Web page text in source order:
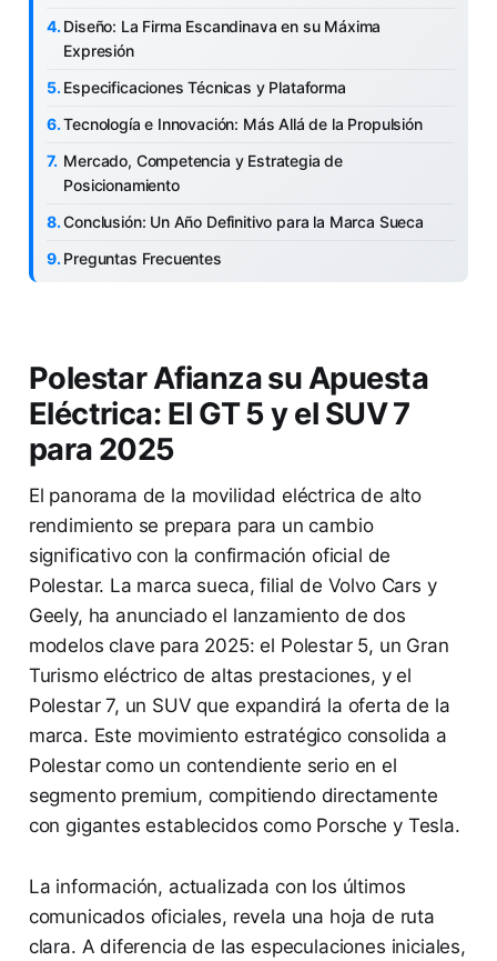
Diseño: La Firma Escandinava en su Máxima
Expresión
Especificaciones Técnicas y Plataforma
Tecnología e Innovación: Más Allá de la Propulsión
Mercado, Competencia y Estrategia de
Posicionamiento
Conclusión: Un Año Definitivo para la Marca Sueca
Preguntas Frecuentes
Polestar Afianza su Apuesta
Eléctrica: El GT 5 y el SUV 7
para 2025
El panorama de la movilidad eléctrica de alto
rendimiento se prepara para un cambio
significativo con la confirmación oficial de
Polestar. La marca sueca, filial de Volvo Cars y
Geely, ha anunciado el lanzamiento de dos
modelos clave para 2025: el Polestar 5, un Gran
Turismo eléctrico de altas prestaciones, y el
Polestar 7, un SUV que expandirá la oferta de la
marca. Este movimiento estratégico consolida a
Polestar como un contendiente serio en el
segmento premium, compitiendo directamente
con gigantes establecidos como Porsche y Tesla.
La información, actualizada con los últimos
comunicados oficiales, revela una hoja de ruta
clara. A diferencia de las especulaciones iniciales,